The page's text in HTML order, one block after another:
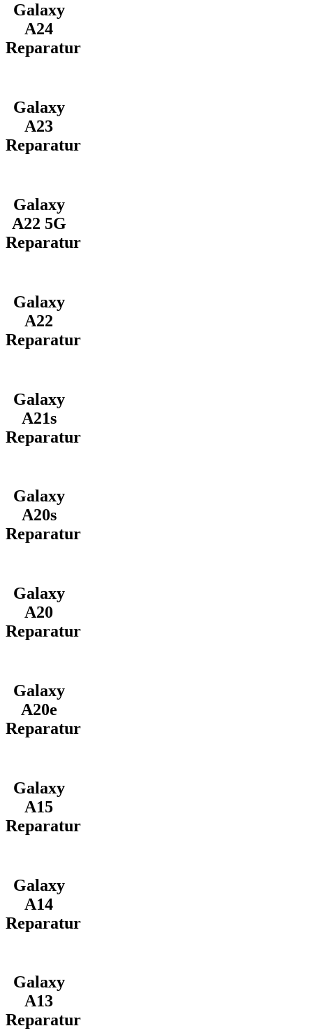
Galaxy
A24
Reparatur
Galaxy
A23
Reparatur
Galaxy
A22 5G
Reparatur
Galaxy
A22
Reparatur
Galaxy
A21s
Reparatur
Galaxy
A20s
Reparatur
Galaxy
A20
Reparatur
Galaxy
A20e
Reparatur
Galaxy
A15
Reparatur
Galaxy
A14
Reparatur
Galaxy
A13
Reparatur